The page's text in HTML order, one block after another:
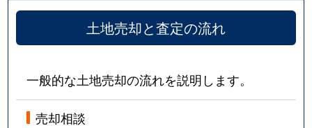
土地売却と査定の流れ
一般的な土地売却の流れを説明します。
売却相談